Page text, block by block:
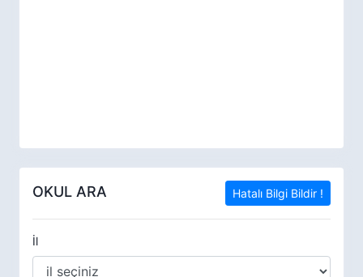
OKUL ARA Hatalı Bilgi Bildir !
İl